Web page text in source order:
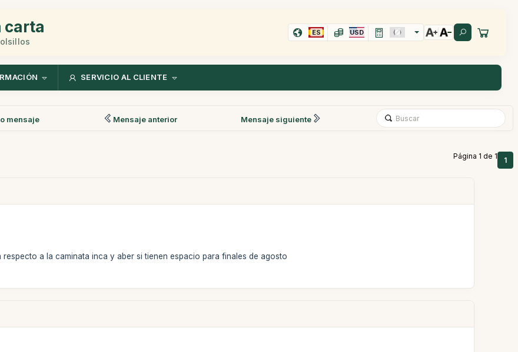
carta ES USD
SERVICIO AL CLIENTE
mensaje Mensaje anterior Mensaje siguiente
Página 1 de 1 1
a la caminata inca y aber si tienen espacio para finales de agosto